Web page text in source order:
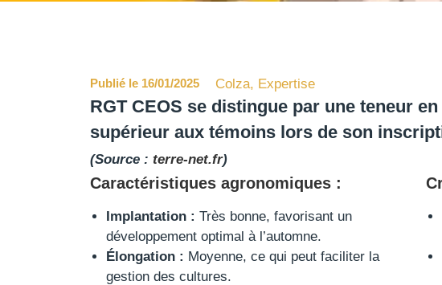
Publié le 16/01/2025 Colza, Expertise
RGT CEOS se distingue par une teneur
supérieur aux témoins lors de son
(Source : terre-net.fr)
Caractéristiques agronomiques :
Implantation : Très bonne, favorisant un
développement optimal à l’automne.
Élongation : Moyenne, ce qui peut faciliter la
gestion des cultures.